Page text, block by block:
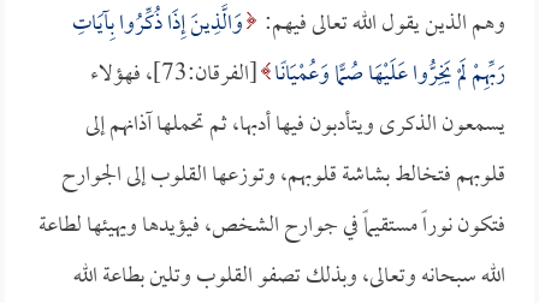
وهم الذين يقول الله تعالى فيهم: وَالَّذِينَ إِذَا ذُكِّرُوا بِآيَاتِ
رَبِّهِمْ لَمْ يَخِرُّوا عَلَيْهَا صُمًّا وَعُمْيَانًا
[الفرقان:73]، فهؤلاء
يسمعون الذكرى ويتأدبون فيها أدبها، ثم تحملها آذانهم إلى
قلوبهم فتخالط بشاشة قلوبهم، وتوزعها القلوب إلى الجوارح
فتكون نوراً مستقيماً في جوارح الشخص، فيؤيدها ويهيئها لطاعة
الله سبحانه وتعالى، وبذلك تصفو القلوب وتلين بطاعة الله